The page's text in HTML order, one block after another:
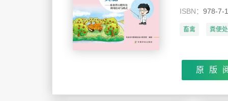
ISBN： 978-7-
畜禽 粪便
原版